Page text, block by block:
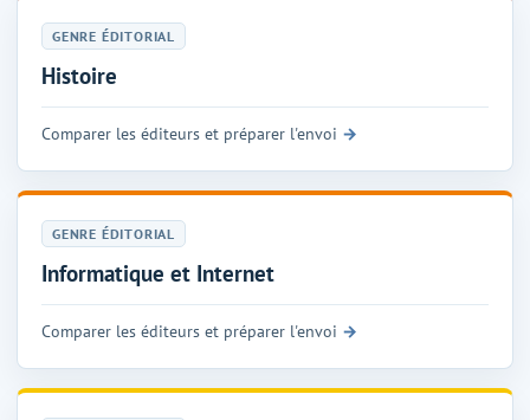
GENRE ÉDITORIAL
Histoire
Comparer les éditeurs et préparer l'envoi
GENRE ÉDITORIAL
Informatique et Internet
Comparer les éditeurs et préparer l'envoi